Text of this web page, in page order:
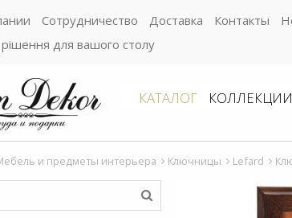
Сотрудничество Доставка Контакты
рішення для вашого столу
КАТАЛОГ КОЛЛЕКЦИИ
и предметы интерьера Ключницы Lefard